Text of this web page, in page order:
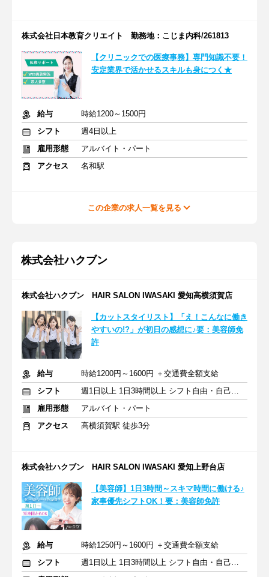
株式会社日本教育クリエイト 勤務地：こじま内科/261813
【クリニックでの医療事務】専門知識不要！
安定業界で活かせるスキルも身につく★
給与
時給1200～1500円
シフト
週4日以上
雇用形態
アルバイト・パート
アクセス
名和駅
この企業の求人一覧を見る
株式会社ハクブン
株式会社ハクブン HAIR SALON IWASAKI 愛知高横須賀店
【カットスタイリスト】「え！こんなに働き
やすいの!?」が初日の感想に♪要：美容師免
許
給与
時給1200円～1600円 ＋交通費全額支給
シフト
週1日以上 1日3時間以上 シフト自由・自己申告
雇用形態
アルバイト・パート
アクセス
高横須賀駅 徒歩3分
株式会社ハクブン HAIR SALON IWASAKI 愛知上野台店
【美容師】1日3時間～スキマ時間に働ける♪
家事優先シフトOK！要：美容師免許
給与
時給1250円～1600円 ＋交通費全額支給
シフト
週1日以上 1日3時間以上 シフト自由・自己申告